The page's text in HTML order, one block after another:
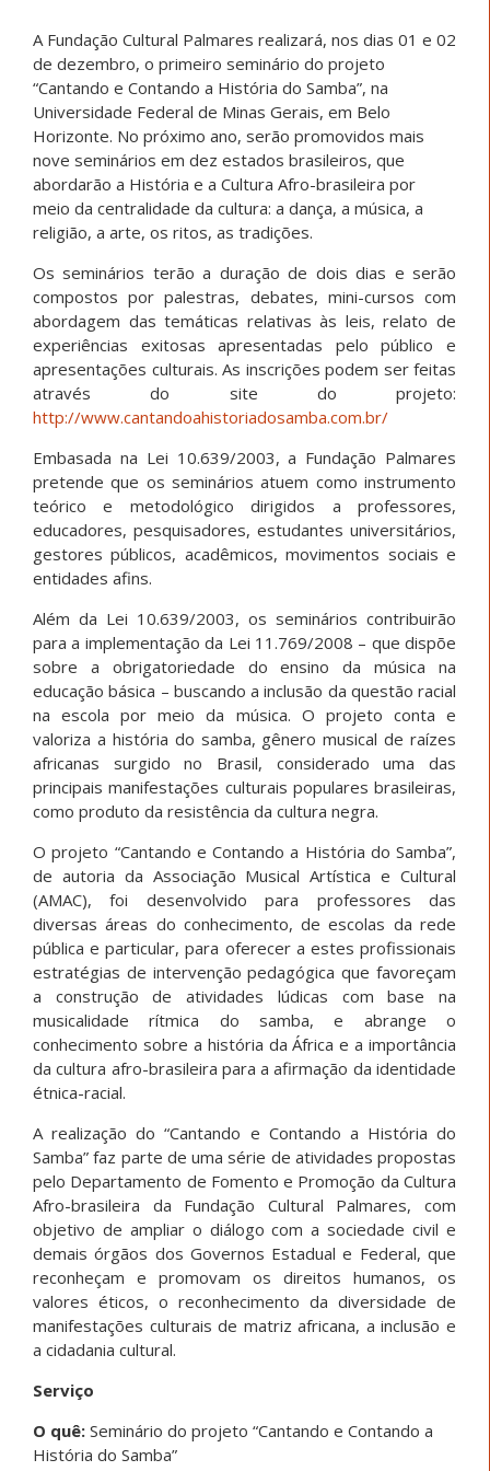
A Fundação Cultural Palmares realizará, nos dias 01 e 02
de dezembro, o primeiro seminário do projeto
“Cantando e Contando a História do Samba”, na
Universidade Federal de Minas Gerais, em Belo
Horizonte. No próximo ano, serão promovidos mais
nove seminários em dez estados brasileiros, que
abordarão a História e a Cultura Afro-brasileira por
meio da centralidade da cultura: a dança, a música, a
religião, a arte, os ritos, as tradições.
Os seminários terão a duração de dois dias e serão
compostos por palestras, debates, mini-cursos com
abordagem das temáticas relativas às leis, relato de
experiências exitosas apresentadas pelo público e
apresentações culturais. As inscrições podem ser feitas
através do site do projeto:
http://www.cantandoahistoriadosamba.com.br/
Embasada na Lei 10.639/2003, a Fundação Palmares
pretende que os seminários atuem como instrumento
teórico e metodológico dirigidos a professores,
educadores, pesquisadores, estudantes universitários,
gestores públicos, acadêmicos, movimentos sociais e
entidades afins.
Além da Lei 10.639/2003, os seminários contribuirão
para a implementação da Lei 11.769/2008 – que dispõe
sobre a obrigatoriedade do ensino da música na
educação básica – buscando a inclusão da questão racial
na escola por meio da música. O projeto conta e
valoriza a história do samba, gênero musical de raízes
africanas surgido no Brasil, considerado uma das
principais manifestações culturais populares brasileiras,
como produto da resistência da cultura negra.
O projeto “Cantando e Contando a História do Samba”,
de autoria da Associação Musical Artística e Cultural
(AMAC), foi desenvolvido para professores das
diversas áreas do conhecimento, de escolas da rede
pública e particular, para oferecer a estes profissionais
estratégias de intervenção pedagógica que favoreçam
a construção de atividades lúdicas com base na
musicalidade rítmica do samba, e abrange o
conhecimento sobre a história da África e a importância
da cultura afro-brasileira para a afirmação da identidade
étnica-racial.
A realização do “Cantando e Contando a História do
Samba” faz parte de uma série de atividades propostas
pelo Departamento de Fomento e Promoção da Cultura
Afro-brasileira da Fundação Cultural Palmares, com
objetivo de ampliar o diálogo com a sociedade civil e
demais órgãos dos Governos Estadual e Federal, que
reconheçam e promovam os direitos humanos, os
valores éticos, o reconhecimento da diversidade de
manifestações culturais de matriz africana, a inclusão e
a cidadania cultural.
Serviço
O quê: Seminário do projeto “Cantando e Contando a
História do Samba”